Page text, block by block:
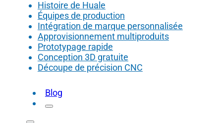
Histoire de Huale
Équipes de production
Intégration de marque personnalisée
Approvisionnement multiproduits
Prototypage rapide
Conception 3D gratuite
Découpe de précision CNC
Blog